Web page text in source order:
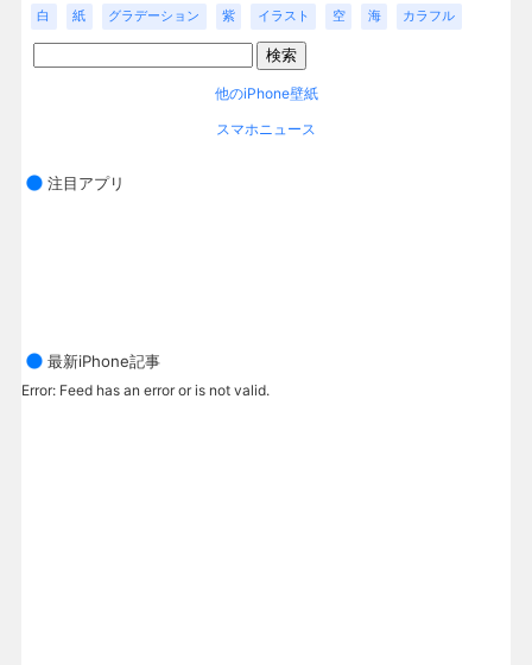
白 紙 グラデーション 紫 イラスト 空 海 カラフル
他のiPhone壁紙
スマホニュース
注目アプリ
最新iPhone記事
Error: Feed has an error or is not valid.